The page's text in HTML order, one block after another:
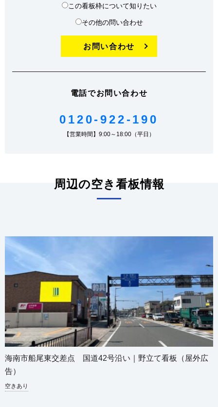
この看板枠について知りたい
その他の問い合わせ
お問い合わせ
電話でお問い合わせ
0120-922-190
【営業時間】9:00～18:00（平日）
周辺の空き看板情報
海南市船尾東交差点 国道42号沿い｜野立て看板（屋外広
告）
空きあり